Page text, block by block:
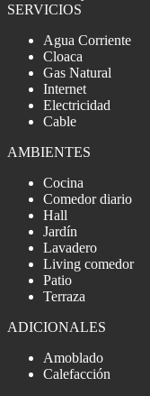
SERVICIOS
Agua Corriente
Cloaca
Gas Natural
Internet
Electricidad
Cable
AMBIENTES
Cocina
Comedor diario
Hall
Jardín
Lavadero
Living comedor
Patio
Terraza
ADICIONALES
Amoblado
Calefacción